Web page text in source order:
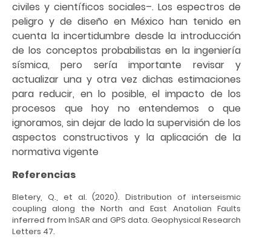
civiles y científicos sociales–. Los espectros de
peligro y de diseño en México han tenido en
cuenta la incertidumbre desde la introducción
de los conceptos probabilistas en la ingeniería
sísmica, pero sería importante revisar y
actualizar una y otra vez dichas estimaciones
para reducir, en lo posible, el impacto de los
procesos que hoy no entendemos o que
ignoramos, sin dejar de lado la supervisión de los
aspectos constructivos y la aplicación de la
normativa vigente
Referencias
Bletery, Q., et al. (2020). Distribution of interseismic
coupling along the North and East Anatolian Faults
inferred from InSAR and GPS data. Geophysical Research
Letters 47.